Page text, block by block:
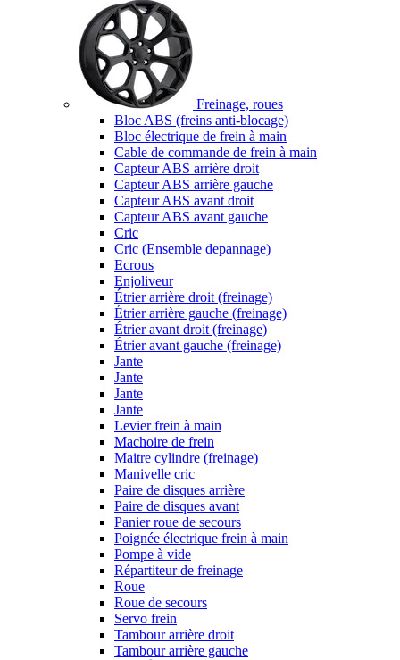
Freinage, roues
Bloc ABS (freins anti-blocage)
Bloc électrique de frein à main
Cable de commande de frein à main
Capteur ABS arrière droit
Capteur ABS arrière gauche
Capteur ABS avant droit
Capteur ABS avant gauche
Cric
Cric (Ensemble depannage)
Ecrous
Enjoliveur
Étrier arrière droit (freinage)
Étrier arrière gauche (freinage)
Étrier avant droit (freinage)
Étrier avant gauche (freinage)
Jante
Jante
Jante
Jante
Levier frein à main
Machoire de frein
Maitre cylindre (freinage)
Manivelle cric
Paire de disques arrière
Paire de disques avant
Panier roue de secours
Poignée électrique frein à main
Pompe à vide
Répartiteur de freinage
Roue
Roue de secours
Servo frein
Tambour arrière droit
Tambour arrière gauche